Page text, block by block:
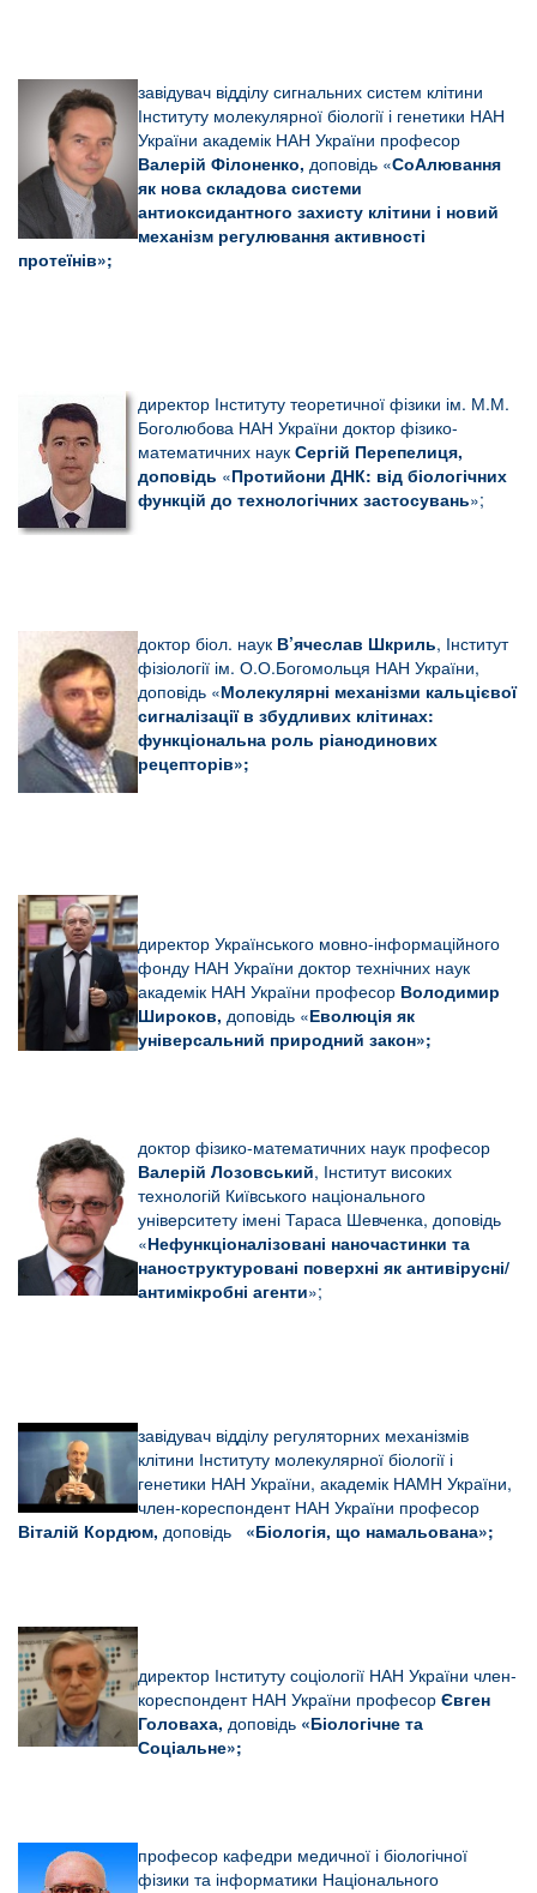
завідувач відділу сигнальних систем клітини
Інституту молекулярної біології і генетики НАН
України академік НАН України професор
Валерій Філоненко, доповідь «СоАлювання
як нова складова системи
антиоксидантного захисту клітини і новий
механізм регулювання активності
протеїнів»;
директор Інституту теоретичної фізики ім. М.М.
Боголюбова НАН України доктор фізико-
математичних наук Сергій Перепелиця,
доповідь «Протийони ДНК: від біологічних
функцій до технологічних застосувань»;
доктор біол. наук В’ячеслав Шкриль, Інститут
фізіології ім. О.О.Богомольця НАН України,
доповідь «Молекулярні механізми кальцієвої
сигналізації в збудливих клітинах:
функціональна роль ріанодинових
рецепторів»;
директор Українського мовно-інформаційного
фонду НАН України доктор технічних наук
академік НАН України професор Володимир
Широков, доповідь «Еволюція як
універсальний природний закон»;
доктор фізико-математичних наук професор
Валерій Лозовський, Інститут високих
технологій Київського національного
університету імені Тараса Шевченка, доповідь
«Нефункціоналізовані наночастинки та
наноструктуровані поверхні як антивірусні/
антимікробні агенти»;
завідувач відділу регуляторних механізмів
клітини Інституту молекулярної біології і
генетики НАН України, академік НАМН України,
член-кореспондент НАН України професор
Віталій Кордюм, доповідь «Біологія, що намальована»;
директор Інституту соціології НАН України член-
кореспондент НАН України професор Євген
Головаха, доповідь «Біологічне та
Соціальне»;
професор кафедри медичної і біологічної
фізики та інформатики Національного